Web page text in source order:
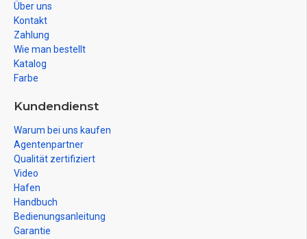
Über uns
Kontakt
Zahlung
Wie man bestellt
Katalog
Farbe
Kundendienst
Warum bei uns kaufen
Agentenpartner
Qualität zertifiziert
Video
Hafen
Handbuch
Bedienungsanleitung
Garantie